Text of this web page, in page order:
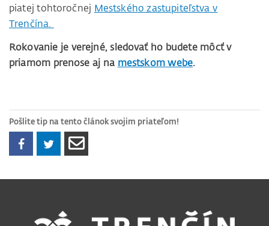
piatej tohtoročnej Mestského zastupiteľstva v
Trenčína.
Rokovanie je verejné, sledovať ho budete môcť v
priamom prenose aj na mestskom webe.
Pošlite tip na tento článok svojim priateľom!